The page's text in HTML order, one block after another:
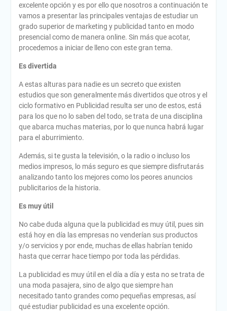
excelente opción y es por ello que nosotros a continuación te
vamos a presentar las principales ventajas de estudiar un
grado superior de marketing y publicidad tanto en modo
presencial como de manera online. Sin más que acotar,
procedemos a iniciar de lleno con este gran tema.
Es divertida
A estas alturas para nadie es un secreto que existen
estudios que son generalmente más divertidos que otros y el
ciclo formativo en Publicidad resulta ser uno de estos, está
para los que no lo saben del todo, se trata de una disciplina
que abarca muchas materias, por lo que nunca habrá lugar
para el aburrimiento.
Además, si te gusta la televisión, o la radio o incluso los
medios impresos, lo más seguro es que siempre disfrutarás
analizando tanto los mejores como los peores anuncios
publicitarios de la historia.
Es muy útil
No cabe duda alguna que la publicidad es muy útil, pues sin
está hoy en día las empresas no venderían sus productos
y/o servicios y por ende, muchas de ellas habrían tenido
hasta que cerrar hace tiempo por toda las pérdidas.
La publicidad es muy útil en el día a día y esta no se trata de
una moda pasajera, sino de algo que siempre han
necesitado tanto grandes como pequeñas empresas, así
qué estudiar publicidad es una excelente opción.